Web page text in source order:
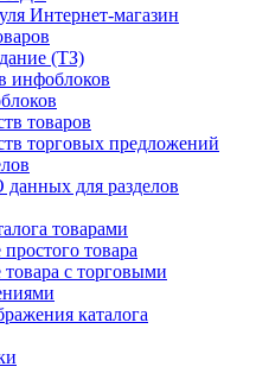
Интернет-магазин
(ТЗ)
инфоблоков
товаров
торговых предложений
данных для разделов
товарами
товара
с торговыми
каталога